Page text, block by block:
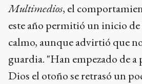
Multimedios, el
este año permitió un inicio
calmo, aunque advirtió que
guardia. "Han empezado de a
Dios el otoño se retrasó un